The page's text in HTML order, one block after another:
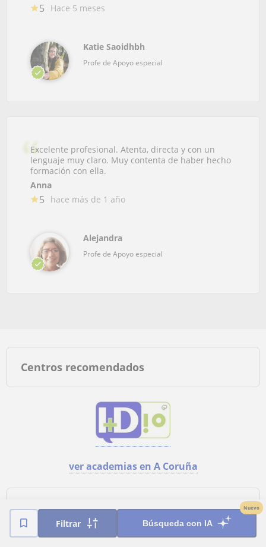
Filtrar Búsqueda con IA
Nuevo
5 Hace 5 meses
Katie Saoidhbh
Profe de Apoyo especial
Excelente profesional. Atenta, directa y con un
lenguaje muy claro. Muy contenta de haber hecho
formación con ella.
Anna
5 hace más de 1 año
Alejandra
Profe de Apoyo especial
Centros recomendados
ver academias en A Coruña
Tipos de clases